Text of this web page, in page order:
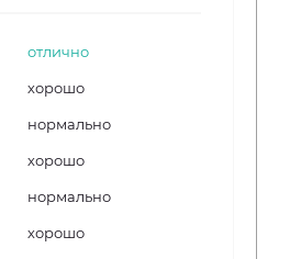
отлично
хорошо
нормально
хорошо
нормально
хорошо